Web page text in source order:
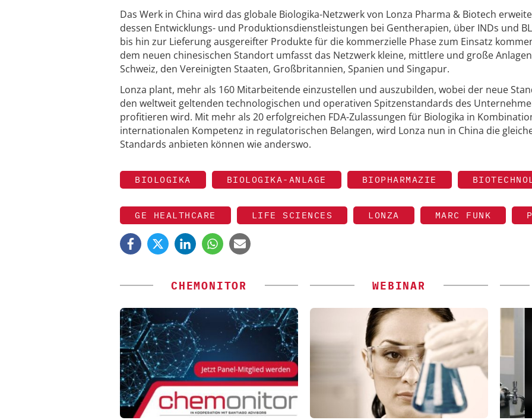
Das Werk in China wird das globale Biologika-Netzwerk von Lonza Pharma & Biotech
dessen Entwicklungs- und Produktionsdienstleistungen bei Gentherapien, über INDs und
bis hin zur Lieferung ausgereifter Produkte für die kommerzielle Phase zum Einsatz
dem neuen chinesischen Standort umfasst das Netzwerk kleine, mittlere und große
Schweiz, den Vereinigten Staaten, Großbritannien, Spanien und Singapur.
Lonza plant, mehr als 160 Mitarbeitende einzustellen und auszubilden, wobei der neue
den weltweit geltenden technologischen und operativen Spitzenstandards des
profitieren wird. Mit mehr als 20 erfolgreichen FDA-Zulassungen für Biologika in
internationalen Kompetenz in regulatorischen Belangen, wird Lonza nun in China die
Standards anbieten können wie anderswo.
BIOLOGIKA BIOLOGIKA-ANLAGE BIOPHARMAZIE
GE HEALTHCARE LIFE SCIENCES LONZA MARC FUNK
CHEMONITOR WEBINAR